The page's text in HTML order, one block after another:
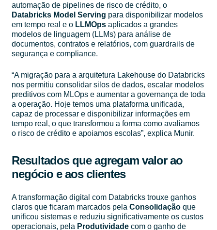
automação de pipelines de risco de crédito, o
Databricks Model Serving para disponibilizar modelos
em tempo real e o LLMOps aplicados a grandes
modelos de linguagem (LLMs) para análise de
documentos, contratos e relatórios, com guardrails de
segurança e compliance.
“A migração para a arquitetura Lakehouse do Databricks
nos permitiu consolidar silos de dados, escalar modelos
preditivos com MLOps e aumentar a governança de toda
a operação. Hoje temos uma plataforma unificada,
capaz de processar e disponibilizar informações em
tempo real, o que transformou a forma como avaliamos
o risco de crédito e apoiamos escolas”, explica Munir.
Resultados que agregam valor ao
negócio e aos clientes
A transformação digital com Databricks trouxe ganhos
claros que ficaram marcados pela Consolidação que
unificou sistemas e reduziu significativamente os custos
operacionais, pela Produtividade com o ganho de